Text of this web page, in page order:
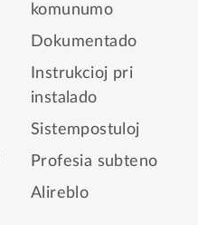
komunumo
Dokumentado
Instrukcioj pri
instalado
Sistempostuloj
Profesia subteno
Alireblo